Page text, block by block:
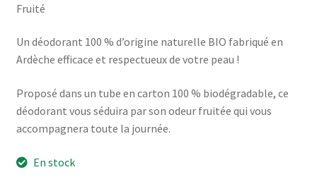
Fruité
Un déodorant 100 % d’origine naturelle BIO fabriqué en
Ardèche efficace et respectueux de votre peau !
Proposé dans un tube en carton 100 % biodégradable, ce
déodorant vous séduira par son odeur fruitée qui vous
accompagnera toute la journée.
En stock